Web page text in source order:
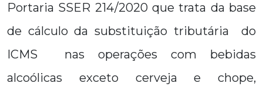
Portaria SSER 214/2020 que trata da base
de cálculo da substituição tributária do
ICMS nas operações com bebidas
alcoólicas exceto cerveja e chope,